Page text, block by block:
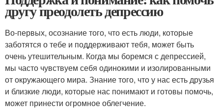
другу преодолеть депрессию
Во-первых, осознание того, что есть люди, которые
заботятся о тебе и поддерживают тебя, может быть
очень утешительным. Когда мы боремся с депрессией,
мы часто чувствуем себя одинокими и изолированными
от окружающего мира. Знание того, что у нас есть друзья
и близкие люди, которые нас понимают и готовы помочь,
может принести огромное облегчение.